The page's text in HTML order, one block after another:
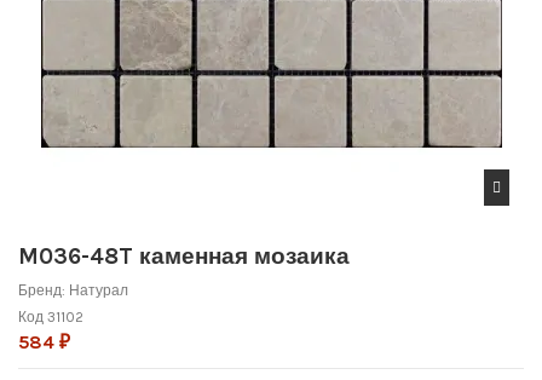
M036-48T каменная мозаика
Бренд: Натурал
Код 31102
584 ₽